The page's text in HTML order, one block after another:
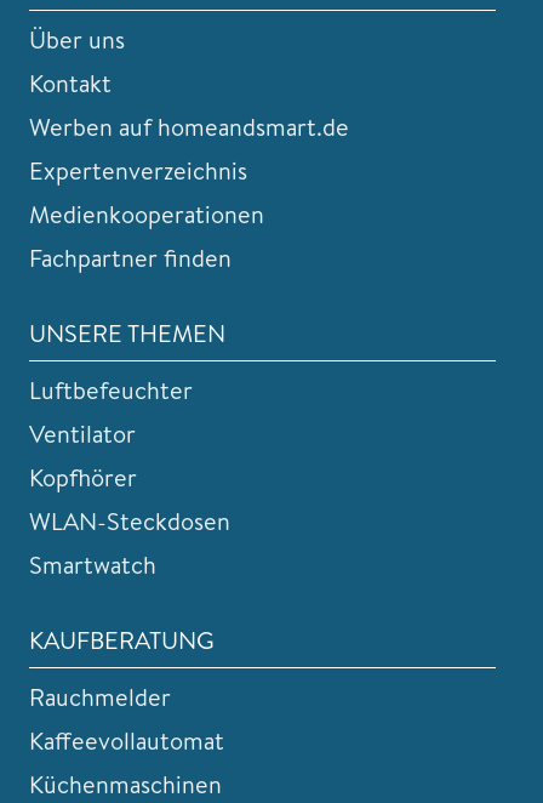
Über uns
Kontakt
Werben auf homeandsmart.de
Expertenverzeichnis
Medienkooperationen
Fachpartner finden
UNSERE THEMEN
Luftbefeuchter
Ventilator
Kopfhörer
WLAN-Steckdosen
Smartwatch
KAUFBERATUNG
Rauchmelder
Kaffeevollautomat
Küchenmaschinen